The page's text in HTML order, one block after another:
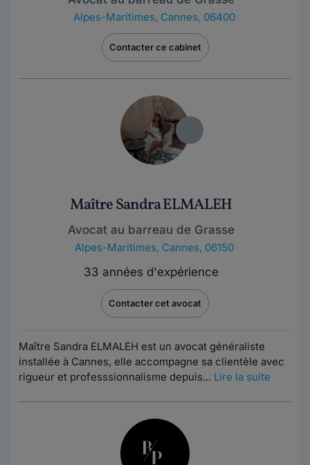
Alpes-Maritimes, Cannes, 06400
Contacter ce cabinet
Maître Sandra ELMALEH
Avocat au barreau de Grasse
Alpes-Maritimes, Cannes, 06150
33 années d'expérience
Contacter cet avocat
Maître Sandra ELMALEH est un avocat généraliste
installée à Cannes, elle accompagne sa clientèle avec
rigueur et professsionnalisme depuis... Lire la suite